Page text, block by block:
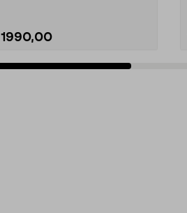
1990,00